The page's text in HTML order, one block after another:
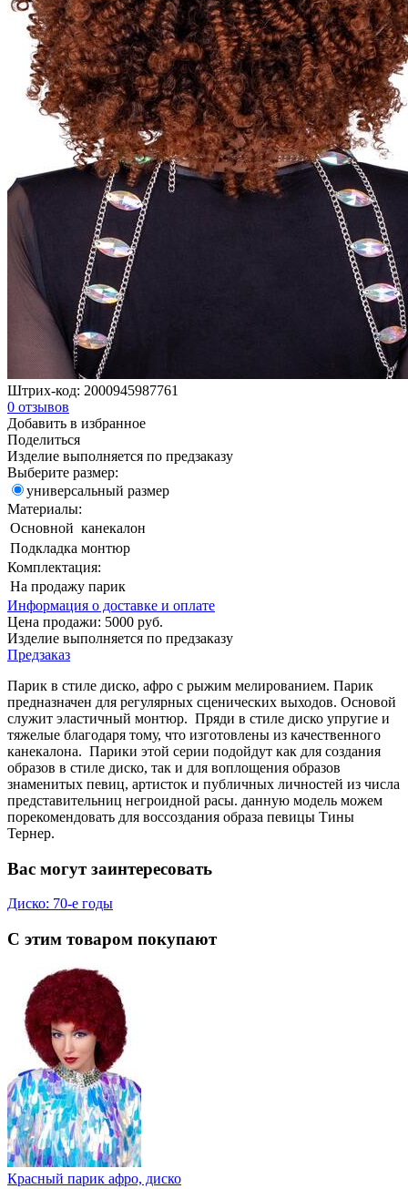
Штрих-код: 2000945987761
0 отзывов
Добавить в избранное
Поделиться
Изделие выполняется по предзаказу
Выберите размер:
универсальный размер
Материалы:
Основной канекалон
Подкладка монтюр
Комплектация:
На продажу парик
Информация о доставке и оплате
Цена продажи: 5000 руб.
Изделие выполняется по предзаказу
Предзаказ
Парик в стиле диско, афро с рыжим мелированием. Парик
предназначен для регулярных сценических выходов. Основой
служит эластичный монтюр. Пряди в стиле диско упругие и
тяжелые благодаря тому, что изготовлены из качественного
канекалона. Парики этой серии подойдут как для создания
образов в стиле диско, так и для воплощения образов
знаменитых певиц, артисток и публичных личностей из числа
представительниц негроидной расы. данную модель можем
порекомендовать для воссоздания образа певицы Тины
Тернер.
Вас могут заинтересовать
Диско: 70-е годы
С этим товаром покупают
Красный парик афро, диско